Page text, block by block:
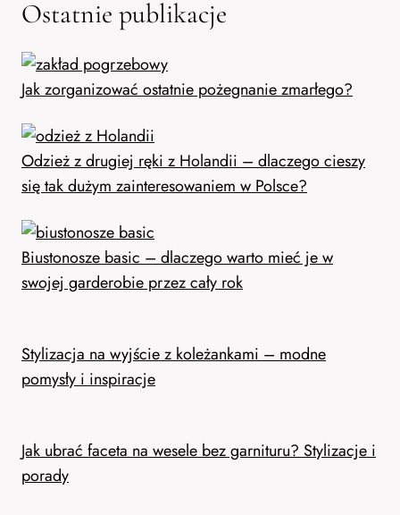
Ostatnie publikacje
Jak zorganizować ostatnie pożegnanie zmarłego?
Odzież z drugiej ręki z Holandii – dlaczego cieszy
się tak dużym zainteresowaniem w Polsce?
Biustonosze basic – dlaczego warto mieć je w
swojej garderobie przez cały rok
Stylizacja na wyjście z koleżankami – modne
pomysły i inspiracje
Jak ubrać faceta na wesele bez garnituru? Stylizacje i
porady